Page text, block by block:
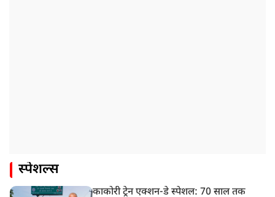
स्पेशल्स
काकोरी ट्रेन एक्शन-डे स्पेशल: 70 साल तक